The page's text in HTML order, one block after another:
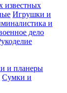
известных
Игрушки и
и
дело
и планеры
Сумки и